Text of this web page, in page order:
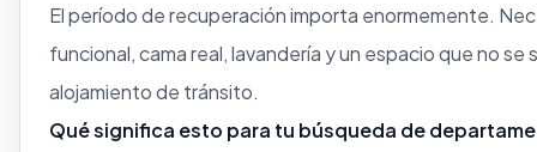
El período de recuperación importa enormemente.
funcional, cama real, lavandería y un espacio que no se
alojamiento de tránsito.
Qué significa esto para tu búsqueda de